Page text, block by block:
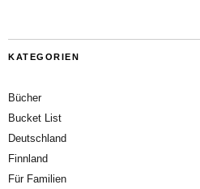
KATEGORIEN
Bücher
Bucket List
Deutschland
Finnland
Für Familien